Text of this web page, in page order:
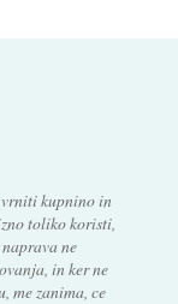
kupnino in
toliko koristi,
ne
in ker ne
me zanima, ce